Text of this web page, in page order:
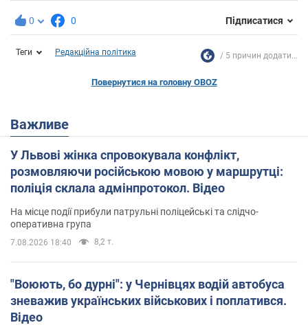
0 0 Підписатися
Теги Редакційна політика 5 причин додати...
Повернутися на головну OBOZ
Важливе
У Львові жінка спровокувала конфлікт,
розмовляючи російською мовою у маршрутці:
поліція склала адмінпротокол. Відео
На місце події прибули патрульні поліцейські та слідчо-
оперативна група
7.08.2026 18:40 8,2 т.
"Воюють, бо дурні": у Чернівцях водій автобуса
зневажив українських військових і поплатився.
Відео